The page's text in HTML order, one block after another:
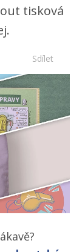
tisková
Sdílet